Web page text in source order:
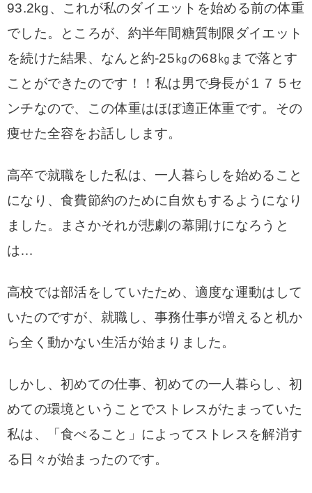
93.2kg、これが私のダイエットを始める前の体重
でした。
ところが、約半年間糖質制限ダイエット
を続けた結果、なんと約‐25㎏の68㎏まで落とす
ことができたのです！！私は男で身長が１７５セ
ンチなので、この体重はほぼ適正体重です。その
痩せた全容をお話しします。
高卒で就職をした私は、一人暮らしを始めること
になり、食費節約のために自炊もするようになり
ました。まさかそれが悲劇の幕開けになろうと
は…
高校では部活をしていたため、適度な運動はして
いたのですが、就職し、事務仕事が増えると机か
ら全く動かない生活が始まりました。
しかし、初めての仕事、初めての一人暮らし、初
めての環境ということでストレスがたまっていた
私は、「食べること」によってストレスを解消す
る日々が始まったのです。